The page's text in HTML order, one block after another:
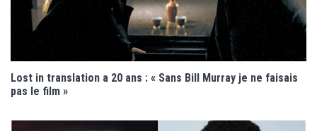
Lost in translation a 20 ans : « Sans Bill Murray je ne faisais
pas le film »